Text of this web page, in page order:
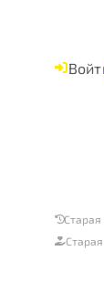
Старая